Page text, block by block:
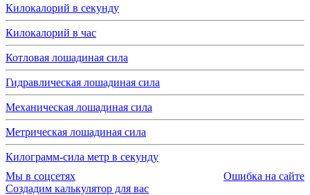
Килокалорий в секунду
Килокалорий в час
Котловая лошадиная сила
Гидравлическая лошадиная сила
Механическая лошадиная сила
Метрическая лошадиная сила
Килограмм-сила метр в секунду
Мы в соцсетях
Ошибка на сайте
Создадим калькулятор для вас